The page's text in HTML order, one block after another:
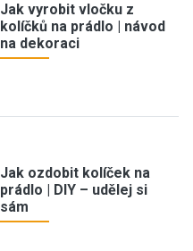
Jak vyrobit vločku z
kolíčků na prádlo | návod
na dekoraci
Jak ozdobit kolíček na
prádlo | DIY – udělej si
sám